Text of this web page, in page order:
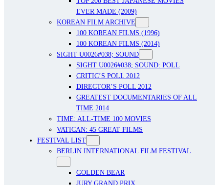
EVER MADE (2009)
KOREAN FILM ARCHIVE
100 KOREAN FILMS (1996)
100 KOREAN FILMS (2014)
SIGHT U0026#038; SOUND
SIGHT U0026#038; SOUND: POLL
CRITIC’S POLL 2012
DIRECTOR’S POLL 2012
GREATEST DOCUMENTARIES OF ALL
TIME 2014
TIME: ALL-TIME 100 MOVIES
VATICAN: 45 GREAT FILMS
FESTIVAL LIST
BERLIN INTERNATIONAL FILM FESTIVAL
GOLDEN BEAR
JURY GRAND PRIX